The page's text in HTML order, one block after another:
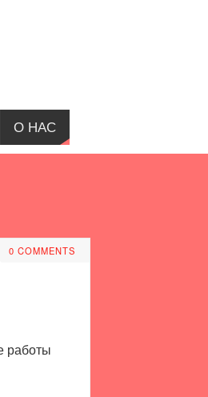
О НАС
0 COMMENTS
работы